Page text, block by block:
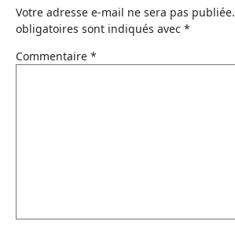
Votre adresse e-mail ne sera pas publiée.
obligatoires sont indiqués avec *
Commentaire *